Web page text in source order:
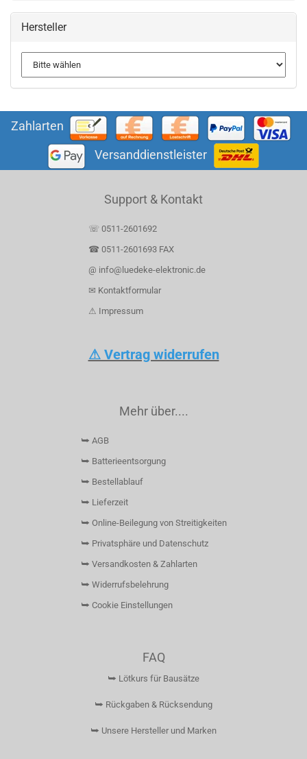
Hersteller
Zahlarten
Versanddienstleister
Support & Kontakt
☏ 0511-2601692
☎ 0511-2601693 FAX
@ info@luedeke-elektronic.de
✉ Kontaktformular
⚠ Impressum
⚠ Vertrag widerrufen
Mehr über....
⮩ AGB
⮩ Batterieentsorgung
⮩ Bestellablauf
⮩ Lieferzeit
⮩ Online-Beilegung von Streitigkeiten
⮩ Privatsphäre und Datenschutz
⮩ Versandkosten & Zahlarten
⮩ Widerrufsbelehrung
⮩ Cookie Einstellungen
FAQ
⮩ Lötkurs für Bausätze
⮩ Rückgaben & Rücksendung
⮩ Unsere Hersteller und Marken